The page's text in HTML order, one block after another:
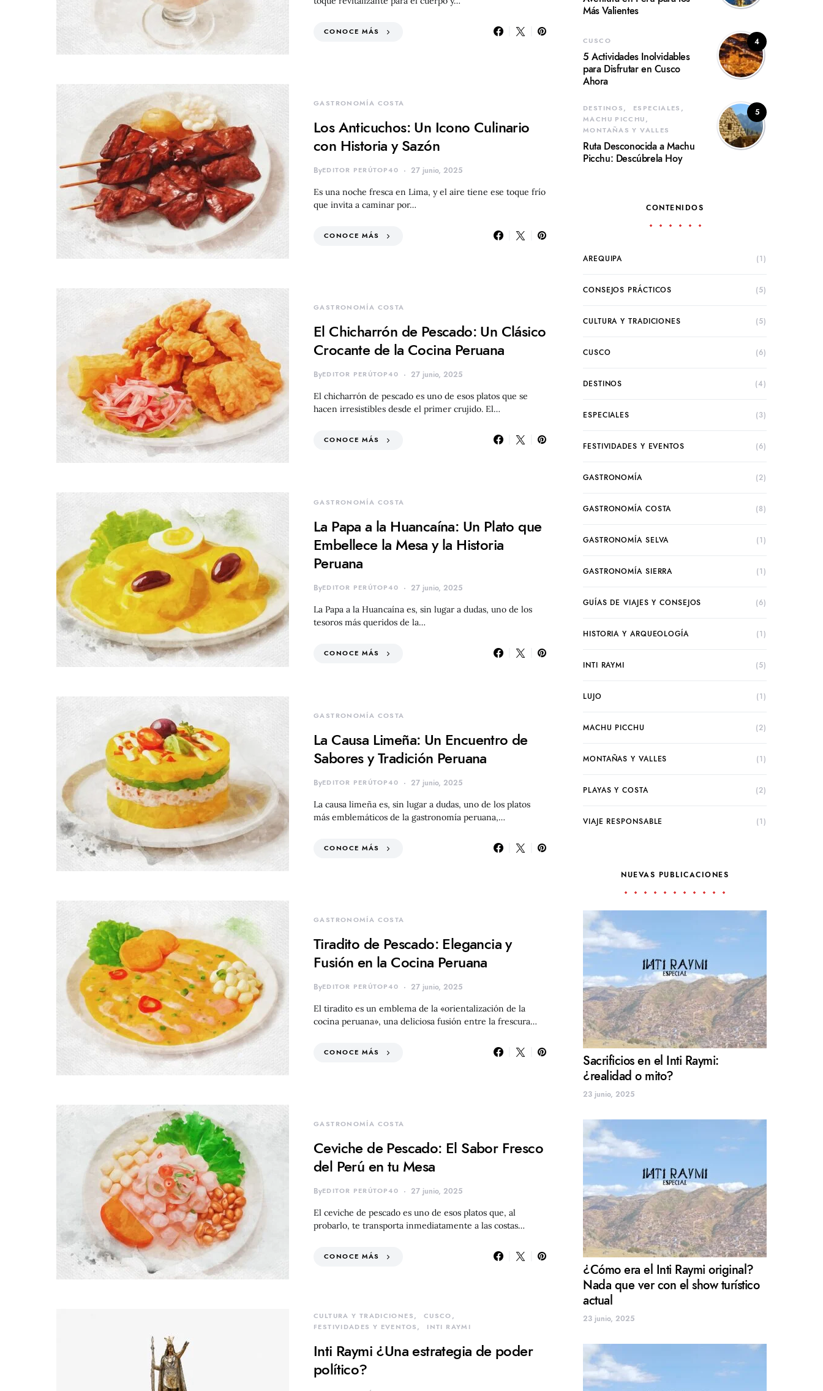
CONOCE MÁS
GASTRONOMÍA COSTA
Los Anticuchos: Un Icono Culinario
con Historia y Sazón
ByEDITOR PERÚTOP40 27 junio, 2025
Es una noche fresca en Lima, y el aire tiene ese toque frío
que invita a caminar por…
CONOCE MÁS
GASTRONOMÍA COSTA
El Chicharrón de Pescado: Un Clásico
Crocante de la Cocina Peruana
ByEDITOR PERÚTOP40 27 junio, 2025
El chicharrón de pescado es uno de esos platos que se
hacen irresistibles desde el primer crujido. El…
CONOCE MÁS
GASTRONOMÍA COSTA
La Papa a la Huancaína: Un Plato que
Embellece la Mesa y la Historia
Peruana
ByEDITOR PERÚTOP40 27 junio, 2025
La Papa a la Huancaína es, sin lugar a dudas, uno de los
tesoros más queridos de la…
CONOCE MÁS
GASTRONOMÍA COSTA
La Causa Limeña: Un Encuentro de
Sabores y Tradición Peruana
ByEDITOR PERÚTOP40 27 junio, 2025
La causa limeña es, sin lugar a dudas, uno de los platos
más emblemáticos de la gastronomía peruana,…
CONOCE MÁS
GASTRONOMÍA COSTA
Tiradito de Pescado: Elegancia y
Fusión en la Cocina Peruana
ByEDITOR PERÚTOP40 27 junio, 2025
El tiradito es un emblema de la «orientalización de la
cocina peruana», una deliciosa fusión entre la frescura…
CONOCE MÁS
GASTRONOMÍA COSTA
Ceviche de Pescado: El Sabor Fresco
del Perú en tu Mesa
ByEDITOR PERÚTOP40 27 junio, 2025
El ceviche de pescado es uno de esos platos que, al
probarlo, te transporta inmediatamente a las costas…
CONOCE MÁS
CULTURA Y TRADICIONES
CUSCO
FESTIVIDADES Y EVENTOS
INTI RAYMI
Inti Raymi ¿Una estrategia de poder
político?
Más Valientes
4
CUSCO
5 Actividades Inolvidables
para Disfrutar en Cusco
Ahora
5
DESTINOS
ESPECIALES
MACHU PICCHU
MONTAÑAS Y VALLES
Ruta Desconocida a Machu
Picchu: Descúbrela Hoy
CONTENIDOS
AREQUIPA (1)
CONSEJOS PRÁCTICOS (5)
CULTURA Y TRADICIONES (5)
CUSCO (6)
DESTINOS (4)
ESPECIALES (3)
FESTIVIDADES Y EVENTOS (6)
GASTRONOMÍA (2)
GASTRONOMÍA COSTA (8)
GASTRONOMÍA SELVA (1)
GASTRONOMÍA SIERRA (1)
GUÍAS DE VIAJES Y CONSEJOS (6)
HISTORIA Y ARQUEOLOGÍA (1)
INTI RAYMI (5)
LUJO (1)
MACHU PICCHU (2)
MONTAÑAS Y VALLES (1)
PLAYAS Y COSTA (2)
VIAJE RESPONSABLE (1)
NUEVAS PUBLICACIONES
Sacrificios en el Inti Raymi:
¿realidad o mito?
23 junio, 2025
¿Cómo era el Inti Raymi original?
Nada que ver con el show turístico
actual
23 junio, 2025